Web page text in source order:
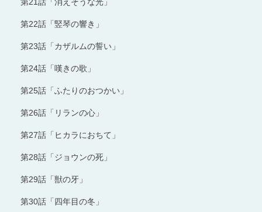
第22話「竪琴の響き」
第23話「カザルムの誓い」
第24話「嘆きの歌」
第25話「ふたりのおつかい」
第26話「リランの心」
第27話「ヒカラにおちて」
第28話「ジョウンの死」
第29話「獣の牙」
第30話「四年目の冬」